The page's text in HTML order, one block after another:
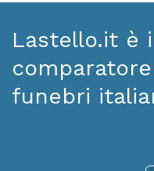
Lastello.it è
funebri